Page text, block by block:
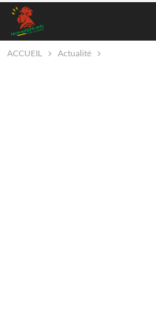
ACCUEIL Actualité